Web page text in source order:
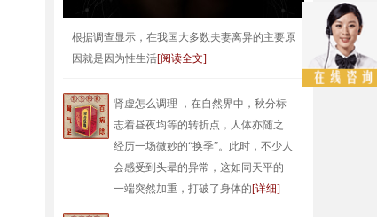
根据调查显示，在我国大多数夫妻离异的主要原
因就是因为性生活[阅读全文]
肾虚怎么调理 ，在自然界中，秋分标
志着昼夜均等的转折点，人体亦随之
经历一场微妙的“换季”。此时，不少人
会感受到头晕的异常，这如同天平的
一端突然加重，打破了身体的[详细]